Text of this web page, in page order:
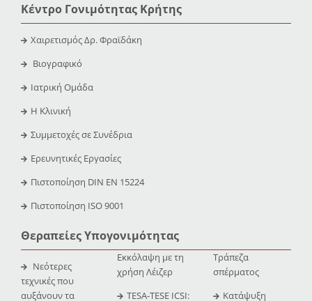
Κέντρο Γονιμότητας Κρήτης
Χαιρετισμός Δρ. Φραϊδάκη
Βιογραφικό
Ιατρική Ομάδα
Η Κλινική
Συμμετοχές σε Συνέδρια
Ερευνητικές Εργασίες
Πιστοποίηση DIN EN 15224
Πιστοποίηση ISO 9001
Θεραπείες Υπογονιμότητας
Νεότερες
τεχνικές που
αυξάνουν τα
Εκκόλαψη με τη
χρήση Λέιζερ
TESA-TESE ICSI:
Τράπεζα
σπέρματος
Κατάψυξη